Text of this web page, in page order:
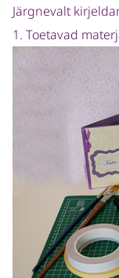
Järgnevalt
1. Toetavad